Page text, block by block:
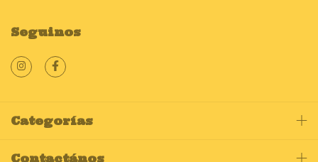
Seguinos
Categorías
Contactános